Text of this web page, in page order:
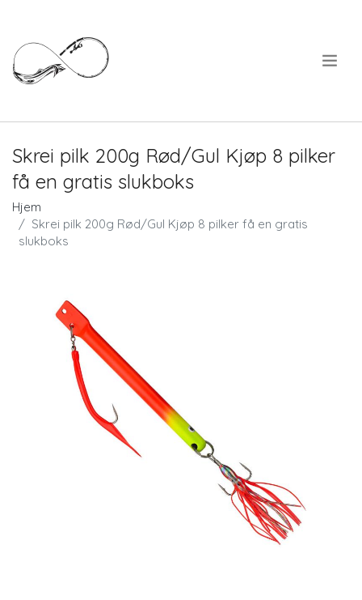
Skrei pilk 200g Rød/Gul Kjøp 8 pilker
få en gratis slukboks
Hjem
Skrei pilk 200g Rød/Gul Kjøp 8 pilker få en gratis
slukboks